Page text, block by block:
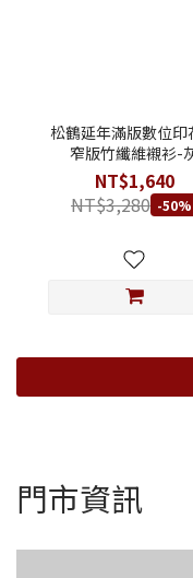
松鶴延年滿版數位印
窄版竹纖維襯衫-
NT$1,640
NT$3,280 -50%
門市資訊